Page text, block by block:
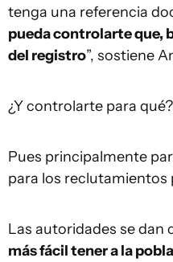
tenga una referencia
pueda controlarte que,
del registro”, sostiene
¿Y controlarte para qué?
Pues principalmente
para los reclutamientos
Las autoridades se dan
más fácil tener a la